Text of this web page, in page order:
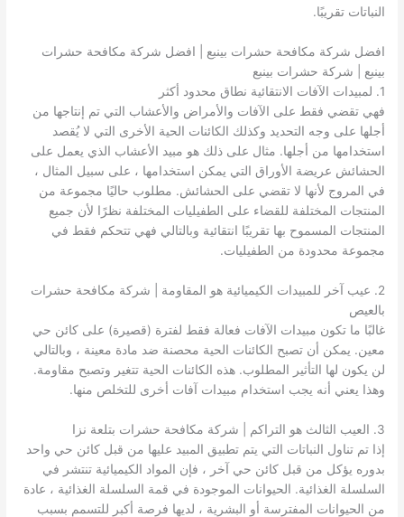
النباتات تقريبًا.
افضل شركة مكافحة حشرات بينبع | افضل شركة مكافحة حشرات
بينبع | شركة حشرات بينبع
1. لمبيدات الآفات الانتقائية نطاق محدود أكثر
فهي تقضي فقط على الآفات والأمراض والأعشاب التي تم إنتاجها من
أجلها على وجه التحديد وكذلك الكائنات الحية الأخرى التي لا يُقصد
استخدامها من أجلها. مثال على ذلك هو مبيد الأعشاب الذي يعمل على
الحشائش عريضة الأوراق التي يمكن استخدامها ، على سبيل المثال ،
في المروج لأنها لا تقضي على الحشائش. مطلوب حاليًا مجموعة من
المنتجات المختلفة للقضاء على الطفيليات المختلفة نظرًا لأن جميع
المنتجات المسموح بها تقريبًا انتقائية وبالتالي فهي تتحكم فقط في
مجموعة محدودة من الطفيليات.
2. عيب آخر للمبيدات الكيميائية هو المقاومة | شركة مكافحة حشرات
بالعيص
غالبًا ما تكون مبيدات الآفات فعالة فقط لفترة (قصيرة) على كائن حي
معين. يمكن أن تصبح الكائنات الحية محصنة ضد مادة معينة ، وبالتالي
لن يكون لها التأثير المطلوب. هذه الكائنات الحية تتغير وتصبح مقاومة.
وهذا يعني أنه يجب استخدام مبيدات آفات أخرى للتخلص منها.
3. العيب الثالث هو التراكم | شركة مكافحة حشرات بتلعة نزا
إذا تم تناول النباتات التي يتم تطبيق المبيد عليها من قبل كائن حي واحد
بدوره يؤكل من قبل كائن حي آخر ، فإن المواد الكيميائية تنتشر في
السلسلة الغذائية. الحيوانات الموجودة في قمة السلسلة الغذائية ، عادة
من الحيوانات المفترسة أو البشرية ، لديها فرصة أكبر للتسمم بسبب